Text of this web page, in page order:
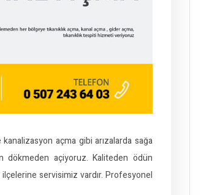
kanalizasyon açma gibi arızalarda sağa
açiyoruz. Kaliteden ödün
servisimiz vardır. Profesyonel